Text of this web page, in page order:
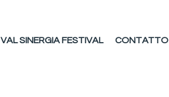
VAL SINERGIA FESTIVAL CONTATTO